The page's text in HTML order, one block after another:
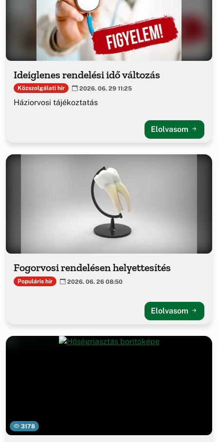
Ideiglenes rendelési idő változás
Közszolgálati hír 2026. 06. 29 11:25
Háziorvosi tájékoztatás
Elolvasom
Fogorvosi rendelésen helyettesítés
Populáris hír 2026. 06. 26 08:50
Elolvasom
3178